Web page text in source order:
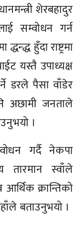
शेरबहादुर
सम्वोधन गर्न
हुँदा राष्ट्रमा
यस्तै उपाध्यक्ष
डरले पैसा वाँडेर
अछामी जनताले
।
गर्दै नेकपा
तारमान स्वाँले
क्रान्तिको
बताउनुभयो ।